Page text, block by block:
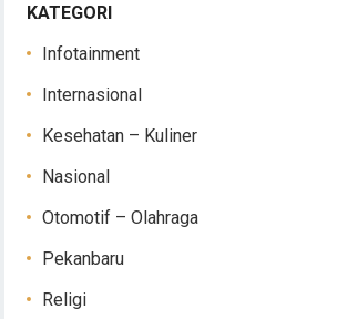
KATEGORI
Infotainment
Internasional
Kesehatan – Kuliner
Nasional
Otomotif – Olahraga
Pekanbaru
Religi